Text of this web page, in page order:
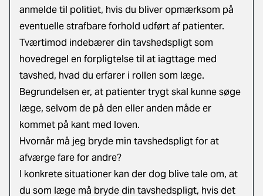
anmelde til politiet, hvis du bliver opmærksom på
eventuelle strafbare forhold udført af patienter.
Tværtimod indebærer din tavshedspligt som
hovedregel en forpligtelse til at iagttage med
tavshed, hvad du erfarer i rollen som læge.
Begrundelsen er, at patienter trygt skal kunne søge
læge, selvom de på den eller anden måde er
kommet på kant med loven.
Hvornår må jeg bryde min tavshedspligt for at
afværge fare for andre?
I konkrete situationer kan der dog blive tale om, at
du som læge må bryde din tavshedspligt, hvis det